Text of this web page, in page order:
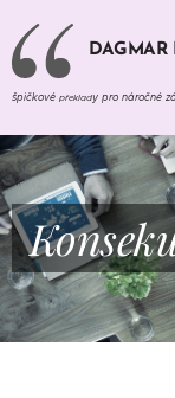
DAGMAR
špičkové překlady pro náročné